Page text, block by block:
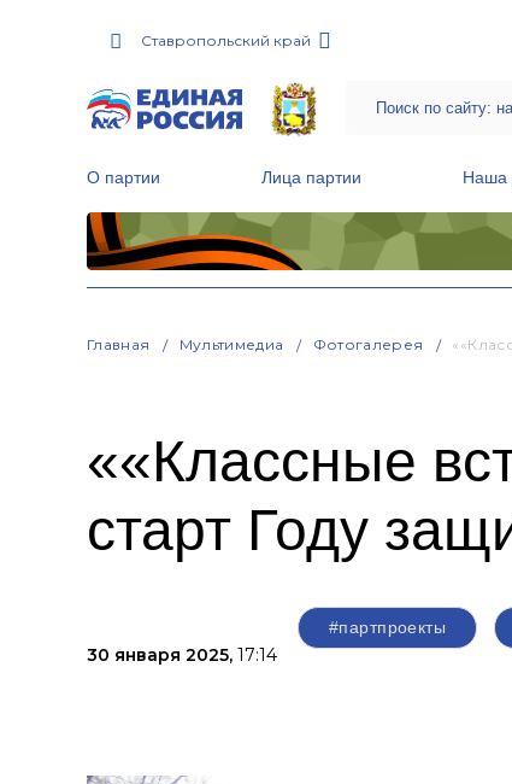
Ставропольский край
О партии Лица партии Наша
Главная Мультимедиа Фотогалерея
««Классные
старт Году
30 января 2025, 17:14
#партпроекты